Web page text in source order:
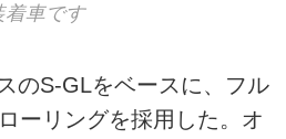
車です
のS-GLをベースに、フル
ーリングを採用した。オ